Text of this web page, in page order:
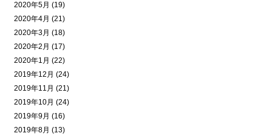
2020年5月 (19)
2020年4月 (21)
2020年3月 (18)
2020年2月 (17)
2020年1月 (22)
2019年12月 (24)
2019年11月 (21)
2019年10月 (24)
2019年9月 (16)
2019年8月 (13)